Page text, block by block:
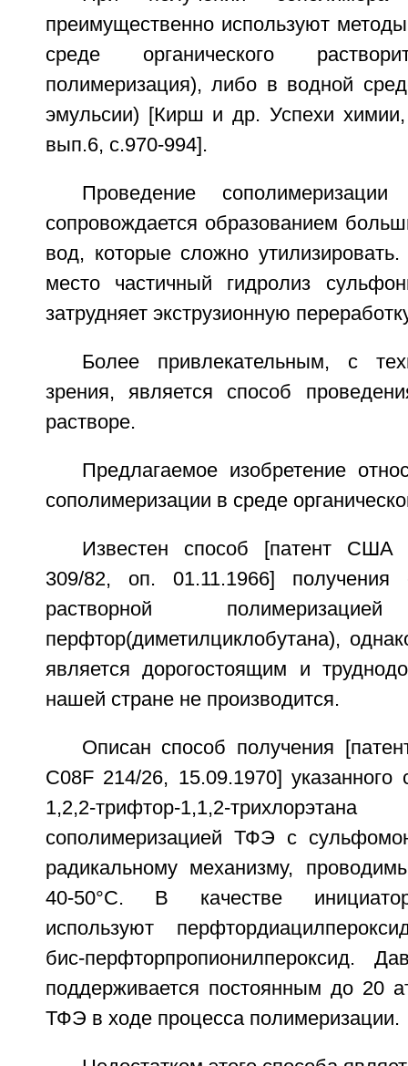
преимущественно используют
среде органического
полимеризация), либо в водной
эмульсии) [Кирш и др. Успехи
вып.6, с.970-994].
Проведение
сопровождается образованием
вод, которые сложно
место частичный гидролиз
затрудняет экструзионную
Более привлекательным, с
зрения, является способ
растворе.
Предлагаемое изобретение
сополимеризации в среде
Известен способ [патент США
309/82, оп. 01.11.1966]
растворной
перфтор(диметилциклобутана),
является дорогостоящим и
нашей стране не производится.
Описан способ получения
C08F 214/26, 15.09.1970]
1,2,2-трифтор-1,1,2-
сополимеризацией ТФЭ с
радикальному механизму,
40-50°C. В качестве
используют
бис-перфторпропионилпероксид.
поддерживается постоянным до 20
ТФЭ в ходе процесса полимеризации.